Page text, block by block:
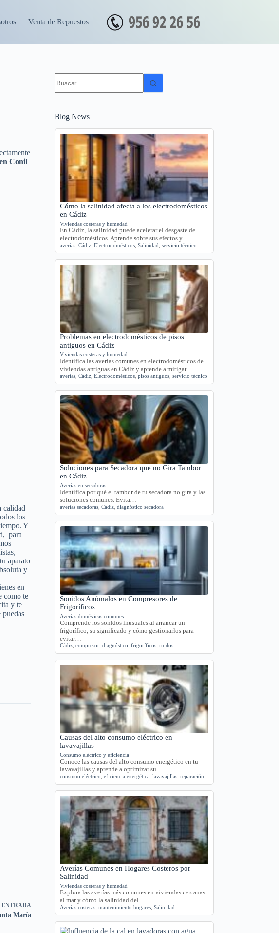
Venta de Repuestos
Conil
calidad
los
Y
para
aparato
y
en
como te
y te
puedas
ENTRADA
María
resultados
Blog News
Cómo la salinidad afecta a los electrodomésticos
en Cádiz
Viviendas costeras y humedad
En Cádiz, la salinidad puede acelerar el desgaste de
electrodomésticos. Aprende sobre sus efectos y…
averías ,Cádiz ,Electrodomésticos ,Salinidad ,servicio técnico
Problemas en electrodomésticos de pisos
antiguos en Cádiz
Viviendas costeras y humedad
Identifica las averías comunes en electrodomésticos de
viviendas antiguas en Cádiz y aprende a mitigar…
averías ,Cádiz ,Electrodomésticos ,pisos antiguos ,servicio técnico
Soluciones para Secadora que no Gira Tambor
en Cádiz
Averías en secadoras
Identifica por qué el tambor de tu secadora no gira y las
soluciones comunes. Evita…
averías secadoras ,Cádiz ,diagnóstico secadora
Sonidos Anómalos en Compresores de
Frigoríficos
Averías domésticas comunes
Comprende los sonidos inusuales al arrancar un
frigorífico, su significado y cómo gestionarlos para
evitar…
Cádiz ,compresor ,diagnóstico ,frigoríficos ,ruidos
Causas del alto consumo eléctrico en
lavavajillas
Consumo eléctrico y eficiencia
Conoce las causas del alto consumo energético en tu
lavavajillas y aprende a optimizar su…
consumo eléctrico ,eficiencia energética ,lavavajillas ,reparación
Averías Comunes en Hogares Costeros por
Salinidad
Viviendas costeras y humedad
Explora las averías más comunes en viviendas cercanas
al mar y cómo la salinidad del…
Averías costeras ,mantenimiento hogares ,Salinidad